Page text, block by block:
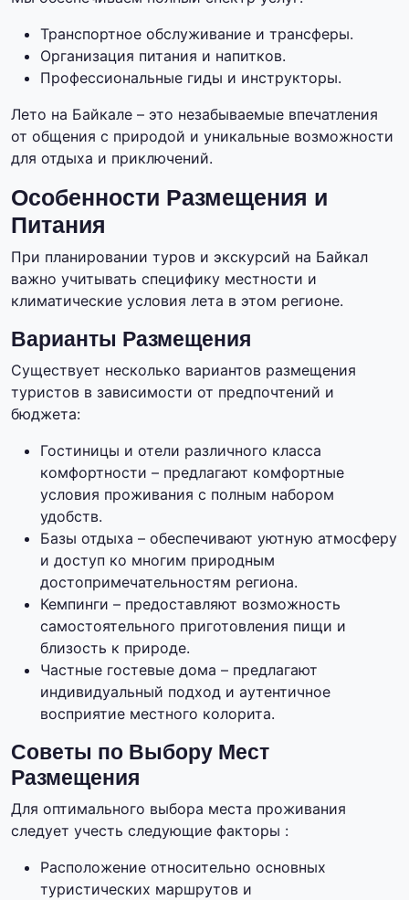
Транспортное обслуживание и трансферы.
Организация питания и напитков.
Профессиональные гиды и инструкторы.
Лето на Байкале – это незабываемые впечатления
от общения с природой и уникальные возможности
для отдыха и приключений.
Особенности Размещения и
Питания
При планировании туров и экскурсий на Байкал
важно учитывать специфику местности и
климатические условия лета в этом регионе.
Варианты Размещения
Существует несколько вариантов размещения
туристов в зависимости от предпочтений и
бюджета:
Гостиницы и отели различного класса
комфортности – предлагают комфортные
условия проживания с полным набором
удобств.
Базы отдыха – обеспечивают уютную атмосферу
и доступ ко многим природным
достопримечательностям региона.
Кемпинги – предоставляют возможность
самостоятельного приготовления пищи и
близость к природе.
Частные гостевые дома – предлагают
индивидуальный подход и аутентичное
восприятие местного колорита.
Советы по Выбору Мест
Размещения
Для оптимального выбора места проживания
следует учесть следующие факторы :
Расположение относительно основных
туристических маршрутов и